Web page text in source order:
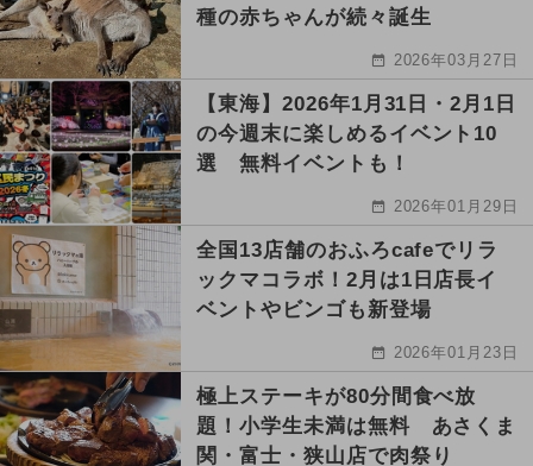
種の赤ちゃんが続々誕生
2026年03月27日
【東海】2026年1月31日・2月1日
の今週末に楽しめるイベント10
選 無料イベントも！
2026年01月29日
全国13店舗のおふろcafeでリラ
ックマコラボ！2月は1日店長イ
ベントやビンゴも新登場
2026年01月23日
極上ステーキが80分間食べ放
題！小学生未満は無料 あさくま
関・富士・狭山店で肉祭り